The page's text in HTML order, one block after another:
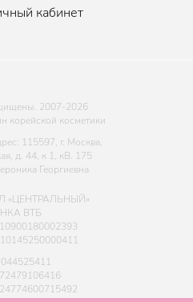
кабинет
2007-2026
корейской косметики
115597, г. Москва,
д. 44, к 1, кВ. 175
Георгиевна
«ЦЕНТРАЛЬНЫЙ»
ВТБ